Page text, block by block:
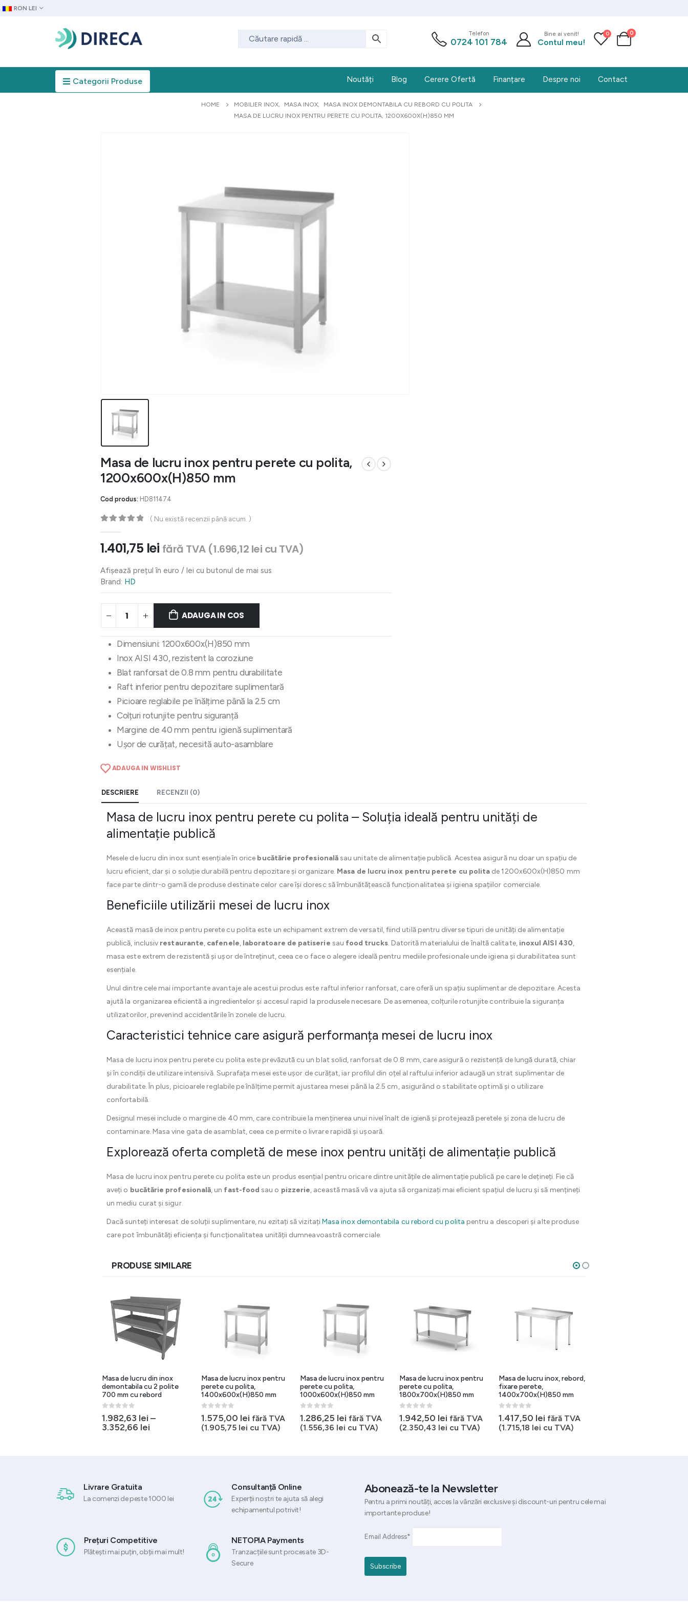
RON LEI
Telefon
0724 101 784
Bine ai venit!
Contul meu!
0 0
Categorii Produse Noutăți Blog Cerere Ofertă Finanțare Despre noi Contact
HOME MOBILIER INOX, MASA INOX,
MASA INOX DEMONTABILA CU REBORD CU POLITA
MASA DE LUCRU INOX PENTRU PERETE CU POLITA, 1200X600X(H)850 MM
Masa de lucru inox pentru perete cu polita,
1200x600x(H)850 mm
Cod produs: HD811474
( Nu există recenzii până acum. )
1.401,75 lei fără TVA (1.696,12 lei cu TVA)
Afișează prețul în euro / lei cu butonul de mai sus
Brand: HD
ADAUGA IN COS
Dimensiuni: 1200x600x(H)850 mm
Inox AISI 430, rezistent la coroziune
Blat ranforsat de 0.8 mm pentru durabilitate
Raft inferior pentru depozitare suplimentară
Picioare reglabile pe înălțime până la 2.5 cm
Colțuri rotunjite pentru siguranță
Margine de 40 mm pentru igienă suplimentară
Ușor de curățat, necesită auto-asamblare
ADAUGA IN WISHLIST
DESCRIERE RECENZII (0)
Masa de lucru inox pentru perete cu polita – Soluția ideală pentru unități de
alimentație publică
Mesele de lucru din inox sunt esențiale în orice bucătărie profesionalăsau unitate de alimentație publică. Acestea asigură nu doar un spațiu de
lucru eficient, dar și o soluție durabilă pentru depozitare și organizare. Masa de lucru inox pentru perete cu polita de 1200x600x(H)850 mm
face parte dintr-o gamă de produse destinate celor care își doresc să îmbunătățească funcționalitatea și igiena spațiilor comerciale.
Beneficiile utilizării mesei de lucru inox
Această masă de inox pentru perete cu polita este un echipament extrem de versatil, fiind utilă pentru diverse tipuri de unități de alimentație
publică, inclusiv restaurante, cafenele, laboratoare de patiserie sau food trucks. Datorită materialului de înaltă calitate, inoxul AISI 430,
masa este extrem de rezistentă și ușor de întreținut, ceea ce o face o alegere ideală pentru mediile profesionale unde igiena și durabilitatea sunt
esențiale.
Unul dintre cele mai importante avantaje ale acestui produs este raftul inferior ranforsat, care oferă un spațiu suplimentar de depozitare. Acesta
ajută la organizarea eficientă a ingredientelor și accesul rapid la produsele necesare. De asemenea, colțurile rotunjite contribuie la siguranța
utilizatorilor, prevenind accidentările în zonele de lucru.
Caracteristici tehnice care asigură performanța mesei de lucru inox
Masa de lucru inox pentru perete cu polita este prevăzută cu un blat solid, ranforsat de 0.8 mm, care asigură o rezistență de lungă durată, chiar
și în condiții de utilizare intensivă. Suprafața mesei este ușor de curățat, iar profilul din oțel al raftului inferior adaugă un strat suplimentar de
durabilitate. În plus, picioarele reglabile pe înălțime permit ajustarea mesei până la 2.5 cm, asigurând o stabilitate optimă și o utilizare
confortabilă.
Designul mesei include o margine de 40 mm, care contribuie la menținerea unui nivel înalt de igienă și protejează peretele și zona de lucru de
contaminare. Masa vine gata de asamblat, ceea ce permite o livrare rapidă și ușoară.
Explorează oferta completă de mese inox pentru unități de alimentație publică
Masa de lucru inox pentru perete cu polita este un produs esențial pentru oricare dintre unitățile de alimentație publică pe care le dețineți. Fie că
aveți o bucătărie profesională, un fast-food sau o pizzerie, această masă vă va ajuta să organizați mai eficient spațiul de lucru și să mențineți
un mediu curat și sigur.
Dacă sunteți interesat de soluții suplimentare, nu ezitați să vizitați Masa inox demontabila cu rebord cu polita pentru a descoperi și alte produse
care pot îmbunătăți eficiența și funcționalitatea unității dumneavoastră comerciale.
PRODUSE SIMILARE
Masa de lucru din inox
demontabila cu 2 polite
700 mm cu rebord
0 out of 5
1.982,63 lei –
3.352,66 lei
Masa de lucru inox pentru
perete cu polita,
1400x600x(H)850 mm
0 out of 5
1.575,00 lei fără TVA
(1.905,75 lei cu TVA)
Masa de lucru inox pentru
perete cu polita,
1000x600x(H)850 mm
0 out of 5
1.286,25 lei fără TVA
(1.556,36 lei cu TVA)
Masa de lucru inox pentru
perete cu polita,
1800x700x(H)850 mm
0 out of 5
1.942,50 lei fără TVA
(2.350,43 lei cu TVA)
Masa de lucru inox, rebord,
fixare perete,
1400x700x(H)850 mm
0 out of 5
1.417,50 lei fără TVA
(1.715,18 lei cu TVA)
Livrare Gratuita
La comenzi de peste 1000 lei
Consultanță Online
Experții noștri te ajuta să alegi
echipamentul potrivit!
Prețuri Competitive
Plătești mai puțin, obții mai mult!
NETOPIA Payments
Tranzacțiile sunt procesate 3D-
Secure
Abonează-te la Newsletter
Pentru a primi noutăți, acces la vânzări exclusive și discount-uri pentru cele mai
importante produse!
Email Address*